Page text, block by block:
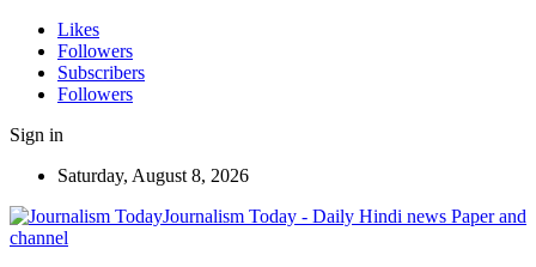
Likes
Followers
Subscribers
Followers
Sign in
Saturday, August 8, 2026
Journalism Today - Daily Hindi news Paper and
channel